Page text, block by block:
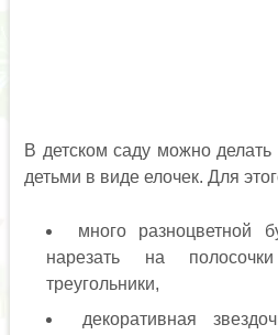
В детском саду можно делать
детьми в виде елочек. Для
много разноцветной
нарезать на
треугольники,
декоративная